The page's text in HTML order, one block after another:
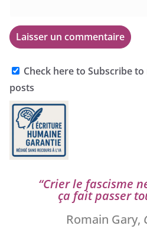
Check here to Subscribe
posts
“Crier le fas­cisme
ça fait pas­ser
Romain Gary,